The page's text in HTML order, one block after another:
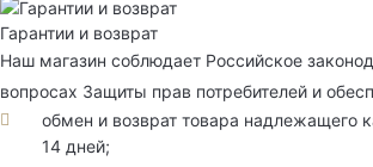
Гарантии и возврат
Наш магазин соблюдает Российское
вопросах Защиты прав потребителей и
обмен и возврат товара надлежащего
14 дней;